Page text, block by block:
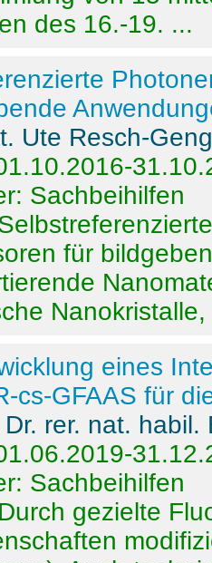
des 16.-19. ...
Ute Resch-
Sachbeihilfen
für
eines
cs-GFAAS für
Dr. rer. nat.
Sachbeihilfen
Durch gezielte